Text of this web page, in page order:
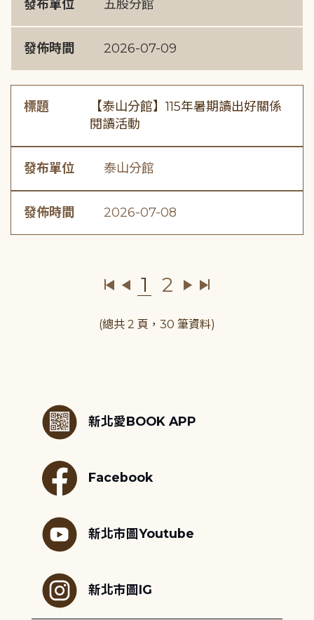
發布單位 五股分館
發佈時間 2026-07-09
標題
【泰山分館】115年暑期讀出好關係
閱讀活動
發布單位 泰山分館
發佈時間 2026-07-08
1 2
(總共 2 頁，30 筆資料)
新北愛BOOK APP
Facebook
新北市圖Youtube
新北市圖IG